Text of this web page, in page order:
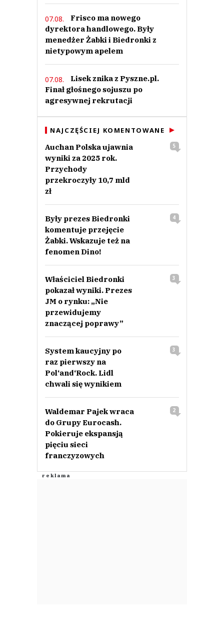
07.08.
Frisco ma nowego
dyrektora handlowego. Były
menedżer Żabki i Biedronki z
nietypowym apelem
07.08.
Lisek znika z Pyszne.pl.
Finał głośnego sojuszu po
agresywnej rekrutacji
NAJCZĘŚCIEJ KOMENTOWANE
Auchan Polska ujawnia
wyniki za 2025 rok.
Przychody
przekroczyły 10,7 mld
zł
5
Były prezes Biedronki
komentuje przejęcie
Żabki. Wskazuje też na
fenomen Dino!
4
Właściciel Biedronki
pokazał wyniki. Prezes
JM o rynku: „Nie
przewidujemy
znaczącej poprawy”
3
System kaucyjny po
raz pierwszy na
Pol‘and‘Rock. Lidl
chwali się wynikiem
3
Waldemar Pajek wraca
do Grupy Eurocash.
Pokieruje ekspansją
pięciu sieci
franczyzowych
2